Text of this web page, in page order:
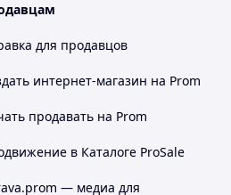
для продавцов
интернет-магазин на Prom
продавать на Prom
в Каталоге ProSale
— медиа для